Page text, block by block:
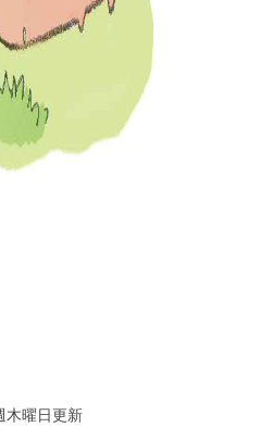
木曜日更新